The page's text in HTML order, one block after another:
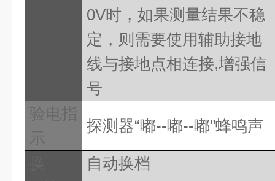
0V时，如果测量结果不稳
定，则需要使用辅助接地
线与接地点相连接,增强信
号
验电指
示
探测器“嘟--嘟--嘟"蜂鸣声
自动换档